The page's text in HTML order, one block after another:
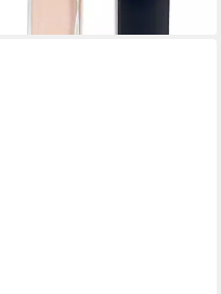
lieferbar - in 6-8 Werktagen bei dir